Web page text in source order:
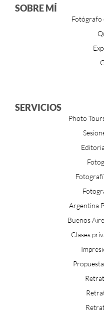
SOBRE MÍ
Fotógrafo
SERVICIOS
Photo
Argentina
Buenos
Clases